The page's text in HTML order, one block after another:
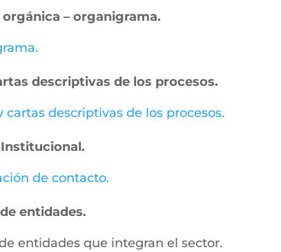
orgánica – organigrama.
descriptivas de los procesos.
cartas descriptivas de los procesos.
de contacto.
entidades.
de entidades que integran el sector.